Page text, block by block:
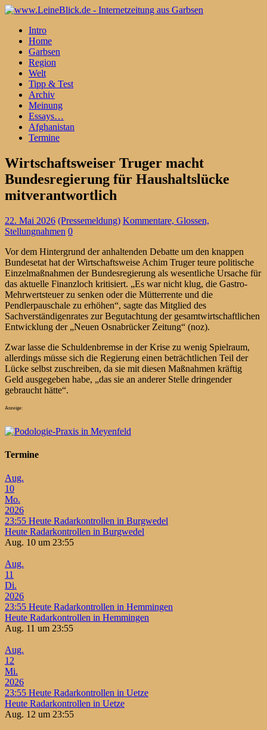
Intro
Home
Garbsen
Region
Welt
Tipp & Test
Archiv
Meinung
Essays…
Afghanistan
Termine
Wirtschaftsweiser Truger macht
Bundesregierung für Haushaltslücke
mitverantwortlich
22. Mai 2026 (Pressemeldung) Kommentare, Glossen,
Stellungnahmen 0
Vor dem Hintergrund der anhaltenden Debatte um den knappen
Bundesetat hat der Wirtschaftsweise Achim Truger teure politische
Einzelmaßnahmen der Bundesregierung als wesentliche Ursache für
das aktuelle Finanzloch kritisiert. „Es war nicht klug, die Gastro-
Mehrwertsteuer zu senken oder die Mütterrente und die
Pendlerpauschale zu erhöhen“, sagte das Mitglied des
Sachverständigenrates zur Begutachtung der gesamtwirtschaftlichen
Entwicklung der „Neuen Osnabrücker Zeitung“ (noz).
Zwar lasse die Schuldenbremse in der Krise zu wenig Spielraum,
allerdings müsse sich die Regierung einen beträchtlichen Teil der
Lücke selbst zuschreiben, da sie mit diesen Maßnahmen kräftig
Geld ausgegeben habe, „das sie an anderer Stelle dringender
gebraucht hätte“.
Anzeige:
Termine
Aug.
10
Mo.
2026
23:55 Heute Radarkontrollen in Burgwedel
Heute Radarkontrollen in Burgwedel
Aug. 10 um 23:55
Aug.
11
Di.
2026
23:55 Heute Radarkontrollen in Hemmingen
Heute Radarkontrollen in Hemmingen
Aug. 11 um 23:55
Aug.
12
Mi.
2026
23:55 Heute Radarkontrollen in Uetze
Heute Radarkontrollen in Uetze
Aug. 12 um 23:55